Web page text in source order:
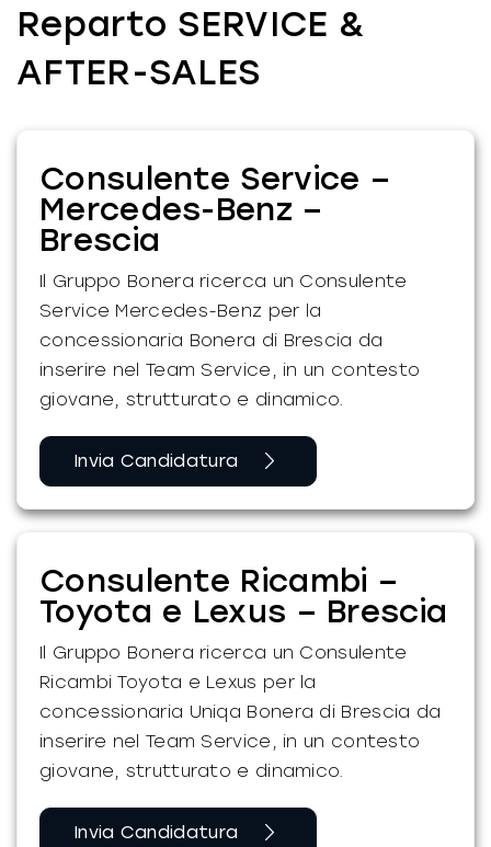
Reparto SERVICE &
AFTER-SALES
Consulente Service –
Mercedes-Benz –
Brescia
Il Gruppo Bonera ricerca un Consulente
Service Mercedes-Benz per la
concessionaria Bonera di Brescia da
inserire nel Team Service, in un contesto
giovane, strutturato e dinamico.
Invia Candidatura
Consulente Ricambi –
Toyota e Lexus – Brescia
Il Gruppo Bonera ricerca un Consulente
Ricambi Toyota e Lexus per la
concessionaria Uniqa Bonera di Brescia da
inserire nel Team Service, in un contesto
giovane, strutturato e dinamico.
Invia Candidatura